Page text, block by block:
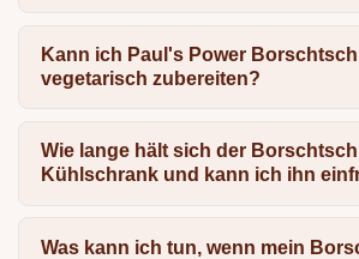
Kann ich Paul's Power
vegetarisch zubereiten?
Wie lange hält sich der
Kühlschrank und kann ich ihn
Was kann ich tun, wenn mein